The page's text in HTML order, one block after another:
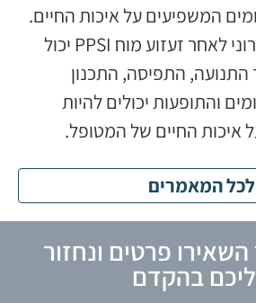
המשפיעים על איכות החיים.
לסיכום, סינדרום כרוני לאחר זעזוע מוח PPSI יכול
התפיסה, התכנון
והתופעות יכולים להיות
איכות החיים של המטופל.
לכל המאמרים
פרטים ונחזור
בהקדם